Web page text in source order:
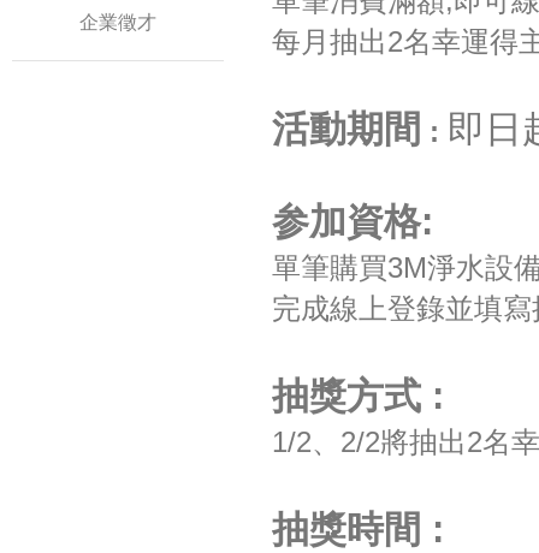
企業徵才
每月抽出2名幸運得
活動期間 : 即日
参加資格:
單筆購買3M淨水設
完成線上登錄並填
抽獎方式 :
1/2、2/2將抽出2名
抽獎時間 :